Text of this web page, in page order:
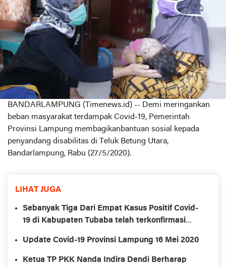
BANDARLAMPUNG (Timenews.id) -- Demi meringankan
beban masyarakat terdampak Covid-19, Pemerintah
Provinsi Lampung membagikanbantuan sosial kepada
penyandang disabilitas di Teluk Betung Utara,
Bandarlampung, Rabu (27/5/2020).
LIHAT JUGA
Sebanyak Tiga Dari Empat Kasus Positif Covid-
19 di Kabupaten Tubaba telah terkonfirmasi
Update Covid-19 Provinsi Lampung 16 Mei 2020
Ketua TP PKK Nanda Indira Dendi Berharap